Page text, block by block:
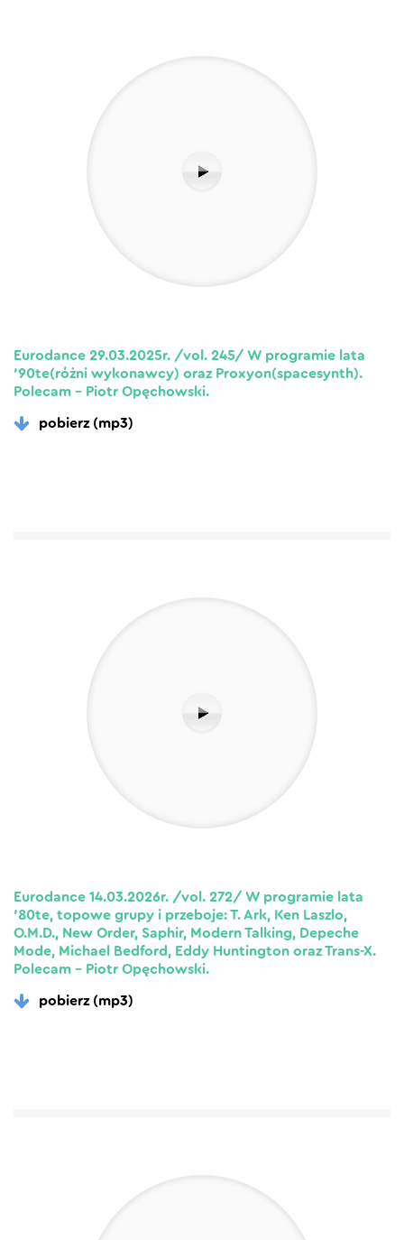
Eurodance 29.03.2025r. /vol. 245/ W programie lata
’90te(różni wykonawcy) oraz Proxyon(spacesynth).
Polecam – Piotr Opęchowski.
pobierz (mp3)
Eurodance 14.03.2026r. /vol. 272/ W programie lata
’80te, topowe grupy i przeboje: T. Ark, Ken Laszlo,
O.M.D., New Order, Saphir, Modern Talking, Depeche
Mode, Michael Bedford, Eddy Huntington oraz Trans-X.
Polecam – Piotr Opęchowski.
pobierz (mp3)